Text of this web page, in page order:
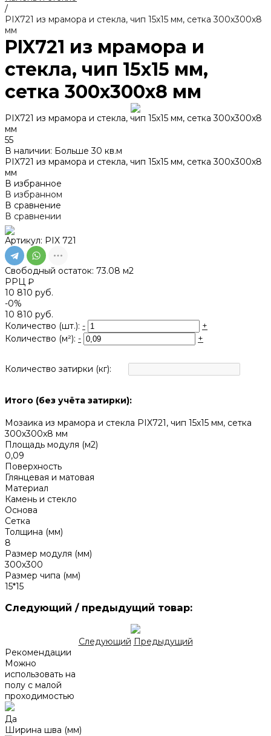
/
PIX721 из мрамора и стекла, чип 15x15 мм, сетка 300х300x8
мм
PIX721 из мрамора и
стекла, чип 15x15 мм,
сетка 300х300x8 мм
PIX721 из мрамора и стекла, чип 15x15 мм, сетка 300х300x8
мм
55
В наличии: Больше 30 кв.м
PIX721 из мрамора и стекла, чип 15x15 мм, сетка 300х300x8
мм
В избранное
В избранном
В сравнение
В сравнении
Артикул: PIX 721
Свободный остаток: 73.08 м2
РРЦ ₽
10 810 руб.
-0%
10 810 руб.
Количество (шт.): -
+
Количество (м²): - +
Количество затирки (кг):
Итого (без учёта затирки):
Мозаика из мрамора и стекла PIX721, чип 15x15 мм, сетка
300х300x8 мм
Площадь модуля (м2)
0,09
Поверхность
Глянцевая и матовая
Материал
Камень и стекло
Основа
Сетка
Толщина (мм)
8
Размер модуля (мм)
300х300
Размер чипа (мм)
15*15
Следующий / предыдущий товар:
Следующий Предыдущий
Рекомендации
Можно
использовать на
полу с малой
проходимостью
Да
Ширина шва (мм)